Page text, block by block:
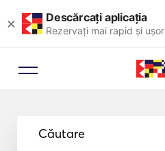
× Descărcați aplicația
Rezervați mai rapid și ușor
Căutare